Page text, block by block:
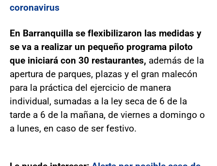
coronavirus
En Barranquilla se flexibilizaron las medidas y
se va a realizar un pequeño programa piloto
que iniciará con 30 restaurantes, además de la
apertura de parques, plazas y el gran malecón
para la práctica del ejercicio de manera
individual, sumadas a la ley seca de 6 de la
tarde a 6 de la mañana, de viernes a domingo o
a lunes, en caso de ser festivo.